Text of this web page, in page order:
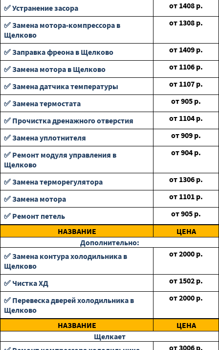
✅ Устранение засора
от 1408 р.
✅ Замена мотора-компрессора в
Щелково
от 1308 р.
✅ Заправка фреона в Щелково от 1409 р.
✅ Замена мотора в Щелково
от 1106 р.
✅ Замена датчика температуры
от 1107 р.
✅ Замена термостата
от905 р.
✅ Прочистка дренажного отверстия
от 1104 р.
✅ Замена уплотнителя
от909 р.
✅ Ремонт модуля управления в
Щелково
от904 р.
✅ Замена терморегулятора от 1306 р.
✅ Замена мотора
от 1101 р.
✅ Ремонт петель
от905 р.
НАЗВАНИЕ
ЦЕНА
Дополнительно:
✅ Замена контура холодильника в
Щелково
от2000 р.
✅ Чистка ХД от 1502 р.
✅ Перевеска дверей холодильника в
Щелково
от2000 р.
НАЗВАНИЕ
ЦЕНА
Щелкает
от3006 р.